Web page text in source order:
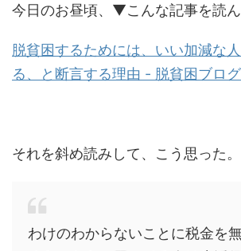
今日のお昼頃、▼こんな記事を読ん
脱貧困するためには、いい加減な
る、と断言する理由 - 脱貧困ブログ
それを斜め読みして、こう思った。
わけのわからないことに税金を